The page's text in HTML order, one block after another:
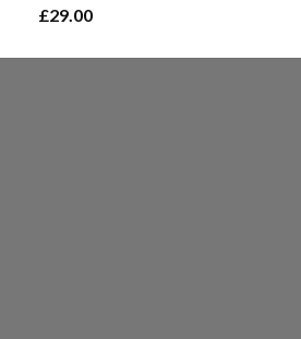
Rated4.00
£29.00